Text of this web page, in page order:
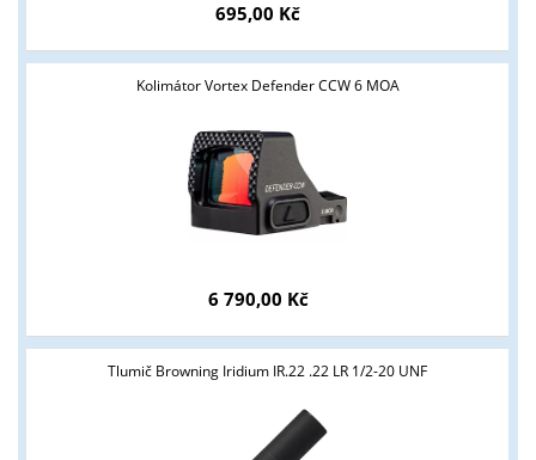
695,00 Kč
Kolimátor Vortex Defender CCW 6 MOA
6 790,00 Kč
Tlumič Browning Iridium IR.22 .22 LR 1/2-20 UNF
Tyto stránky jsou určeny pouze odborné veřejnosti od 18 let a
podnikatelům v oblasti zbraně a střelivo. Splňujete tyto
podmínky?